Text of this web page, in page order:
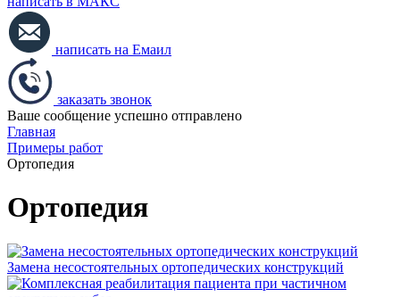
написать на Емаил
заказать звонок
Ваше сообщение успешно отправлено
Главная
Примеры работ
Ортопедия
Ортопедия
Замена несостоятельных ортопедических конструкций